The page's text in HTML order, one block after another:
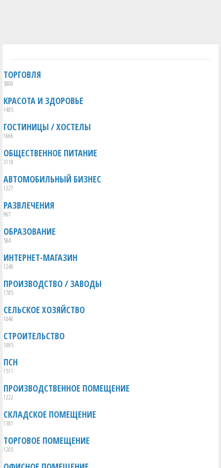
ТОРГОВЛЯ
5800
КРАСОТА И ЗДОРОВЬЕ
1485
ГОСТИНИЦЫ / ХОСТЕЛЫ
1666
ОБЩЕСТВЕННОЕ ПИТАНИЕ
3118
АВТОМОБИЛЬНЫЙ БИЗНЕС
1227
РАЗВЛЕЧЕНИЯ
967
ОБРАЗОВАНИЕ
584
ИНТЕРНЕТ-МАГАЗИН
1240
ПРОИЗВОДСТВО / ЗАВОДЫ
1785
СЕЛЬСКОЕ ХОЗЯЙСТВО
1046
СТРОИТЕЛЬСТВО
1085
ПСН
1511
ПРОИЗВОДСТВЕННОЕ ПОМЕЩЕНИЕ
1222
СКЛАДСКОЕ ПОМЕЩЕНИЕ
1381
ТОРГОВОЕ ПОМЕЩЕНИЕ
1205